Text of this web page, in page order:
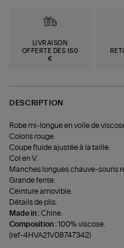
LIVRAISON
OFFERTE DÈS 150
€
DESCRIPTION
Robe mi-longue en voile de
Coloris rouge.
Coupe fluide ajustée à la taille.
Col en V.
Manches longues chauve-souris
Grande fente.
Ceinture amovible.
Détails de plis.
Made in :Chine.
Composition :100% viscose.
(ref-4HVA21V08747342)